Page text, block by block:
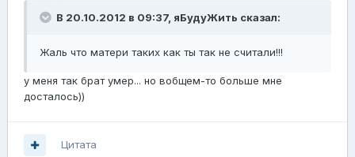
В 20.10.2012 в 09:37, яБудуЖить сказал:
Жаль что матери таких как ты так не считали!!!
у меня так брат умер... но вобщем-то больше мне
досталось))
Цитата